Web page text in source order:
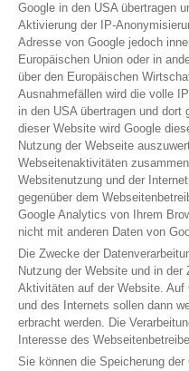
Google in den USA übertragen
Aktivierung der IP-
Adresse von Google jedoch
Europäischen Union oder in
über den Europäischen
Ausnahmefällen wird die volle
in den USA übertragen und
dieser Website wird Google
Nutzung der Webseite
Webseitenaktivitäten
Websitenutzung und der
gegenüber dem
Google Analytics von Ihrem
nicht mit anderen Daten von
Die Zwecke der
Nutzung der Website und in
Aktivitäten auf der Website. Auf
und des Internets sollen dann
erbracht werden. Die
Interesse des
Sie können die Speicherung